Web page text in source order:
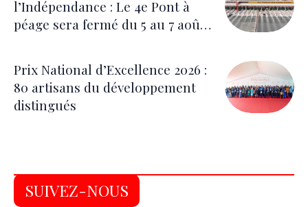
l’Indépendance : Le 4e Pont à
péage sera fermé du 5 au 7 août
Prix National d’Excellence 2026 :
80 artisans du développement
distingués
SUIVEZ-NOUS